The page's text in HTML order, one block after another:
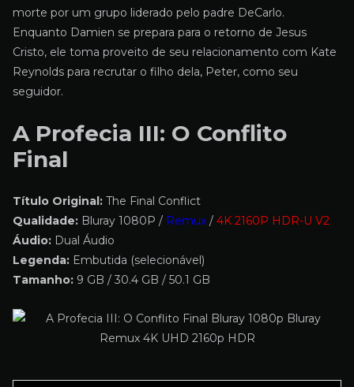
morte por um grupo liderado pelo padre DeCarlo.
Enquanto Damien se prepara para o retorno de Jesus
Cristo, ele toma proveito de seu relacionamento com Kate
Reynolds para recrutar o filho dela, Peter, como seu
seguidor.
A Profecia III: O Conflito
Final
Título Original: The Final Conflict
Qualidade: Bluray 1080P / Remux / 4K 2160P HDR-U V2
Áudio: Dual Áudio
Legenda: Embutida (selecionável)
Tamanho: 9 GB / 30.4 GB / 50.1 GB